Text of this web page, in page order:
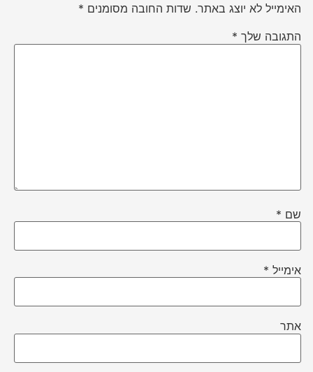
האימייל לא יוצג באתר. שדות החובה מסומנים *
התגובה שלך *
שם *
אימייל *
אתר